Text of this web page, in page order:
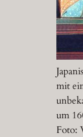
mit
um
Foto: